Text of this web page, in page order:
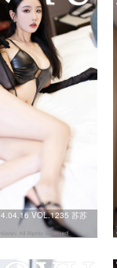
VOL.1235 苏苏